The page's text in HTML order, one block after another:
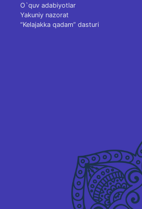
O`quv adabiyotlar
Yakuniy nazorat
“Kelajakka qadam” dasturi